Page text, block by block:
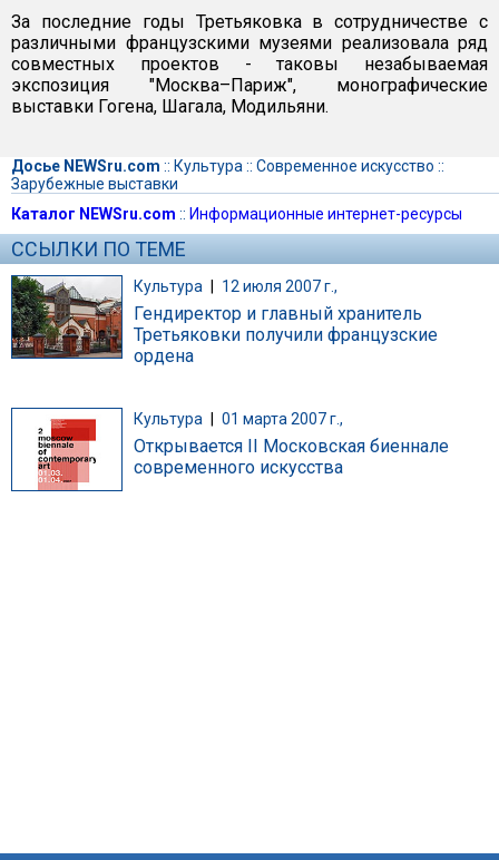
За последние годы Третьяковка в сотрудничестве с
различными французскими музеями реализовала ряд
совместных проектов - таковы незабываемая
экспозиция "Москва–Париж", монографические
выставки Гогена, Шагала, Модильяни.
Досье NEWSru.com :: Культура :: Современное искусство ::
Зарубежные выставки
Каталог NEWSru.com :: Информационные интернет-ресурсы
ССЫЛКИ ПО ТЕМЕ
Культура | 12 июля 2007 г.,
Гендиректор и главный хранитель
Третьяковки получили французские
ордена
Культура 01 марта 2007 г.,
Открывается II Московская биеннале
современного искусства